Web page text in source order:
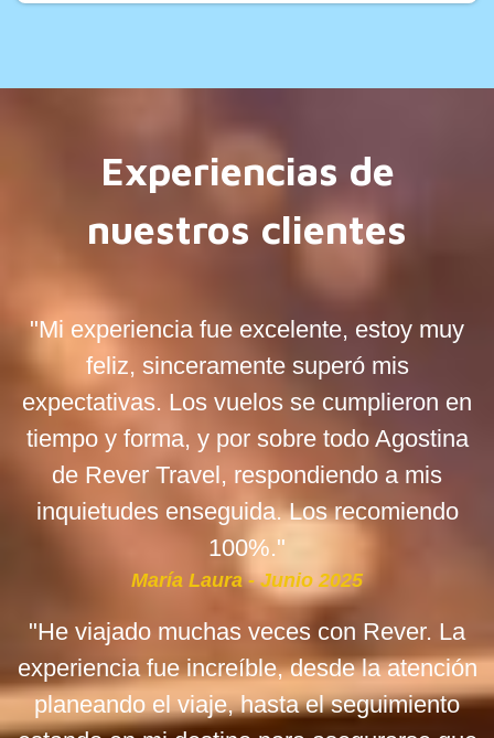
Experiencias de
nuestros clientes
"Mi experiencia fue excelente, estoy muy
feliz, sinceramente superó mis
expectativas. Los vuelos se cumplieron en
tiempo y forma, y por sobre todo Agostina
de Rever Travel, respondiendo a mis
inquietudes enseguida. Los recomiendo
100%."
María Laura - Junio 2025
"He viajado muchas veces con Rever. La
experiencia fue increíble, desde la atención
planeando el viaje, hasta el seguimiento